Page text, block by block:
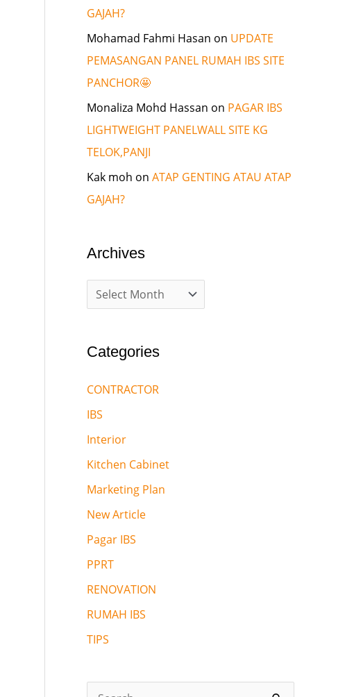
GAJAH?
Mohamad Fahmi Hasan on UPDATE
PEMASANGAN PANEL RUMAH IBS SITE
PANCHOR🤩
Monaliza Mohd Hassan on PAGAR IBS
LIGHTWEIGHT PANELWALL SITE KG
TELOK,PANJI
Kak moh on ATAP GENTING ATAU ATAP
GAJAH?
Archives
Categories
CONTRACTOR
IBS
Interior
Kitchen Cabinet
Marketing Plan
New Article
Pagar IBS
PPRT
RENOVATION
RUMAH IBS
TIPS